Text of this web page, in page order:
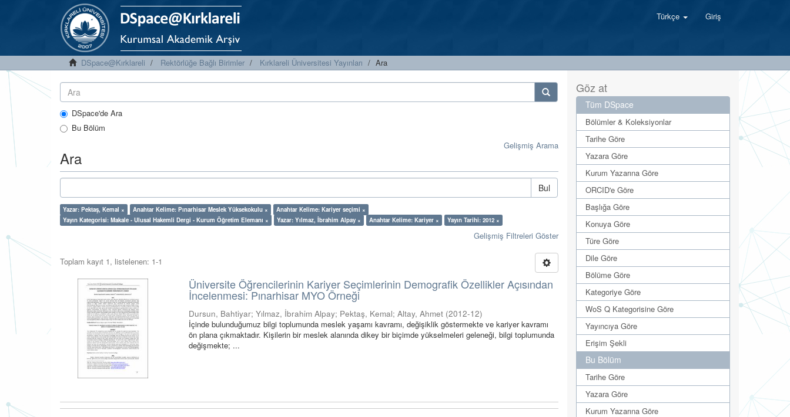
Türkçe Giriş
DSpace@Kırklareli Rektörlüğe Bağlı Birimler Kırklareli Üniversitesi Yayınları Ara
DSpace'de Ara
Bu Bölüm
Gelişmiş Arama
Ara
Bul
Yazar: Pektaş, Kemal × Anahtar Kelime: Pınarhisar Meslek Yüksekokulu ×
Anahtar Kelime: Kariyer seçimi ×
Yayın Kategorisi: Makale - Ulusal Hakemli Dergi - Kurum Öğretim Elemanı ×
Yazar: Yılmaz, İbrahim Alpay × Anahtar Kelime: Kariyer × Yayın Tarihi: 2012 ×
Gelişmiş Filtreleri Göster
Toplam kayıt 1, listelenen: 1-1
Üniversite Öğrencilerinin Kariyer Seçimlerinin Demografik Özellikler Açısından
İncelenmesi: Pınarhisar MYO Örneği
Dursun, Bahtiyar;Yılmaz, İbrahim Alpay; Pektaş, Kemal;Altay, Ahmet (2012-12)
İçinde bulunduğumuz bilgi toplumunda meslek yaşamı kavramı, değişiklik göstermekte ve kariyer kavramı
ön plana çıkmaktadır. Kişilerin bir meslek alanında dikey bir biçimde yükselmeleri geleneği, bilgi toplumunda
değişmekte; ...
Göz at
Tüm DSpace
Bölümler & Koleksiyonlar
Tarihe Göre
Yazara Göre
Kurum Yazarına Göre
ORCID'e Göre
Başlığa Göre
Konuya Göre
Türe Göre
Dile Göre
Bölüme Göre
Kategoriye Göre
WoS Q Kategorisine Göre
Yayıncıya Göre
Erişim Şekli
Bu Bölüm
Tarihe Göre
Yazara Göre
Kurum Yazarına Göre